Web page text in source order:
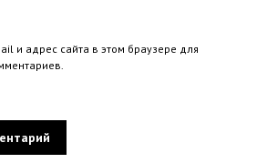
и адрес сайта в этом браузере для